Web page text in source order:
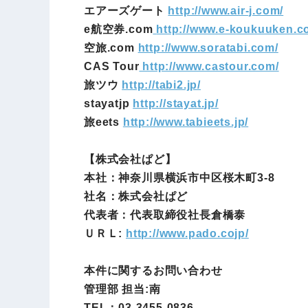
エアーズゲート
http://www.air-j.com/
e航空券.com http://www.e-
空旅.com http://www.soratabi.com/
CAS Tour http://www.castour.com/
旅ツウ http://tabi2.jp/
stayatjp http://stayat.jp/
旅eets http://www.tabieets.jp/
【株式会社ぱど】
本社：神奈川県横浜市中区桜木町3-8
社名：株式会社ぱど
代表者：代表取締役社長倉橋泰
ＵＲＬ: http://www.pado.cojp/
本件に関するお問い合わせ
管理部 担当:南